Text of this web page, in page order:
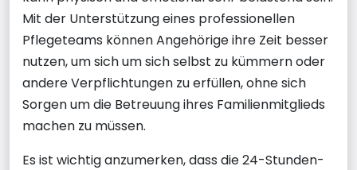
Mit der Unterstützung eines professionellen
Pflegeteams können Angehörige ihre Zeit besser
nutzen, um sich um sich selbst zu kümmern oder
andere Verpflichtungen zu erfüllen, ohne sich
Sorgen um die Betreuung ihres Familienmitglieds
machen zu müssen.
Es ist wichtig anzumerken, dass die 24-Stunden-